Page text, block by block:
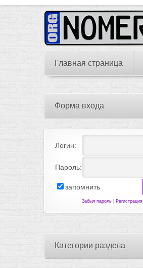
Главная страница
Форма входа
Логин:
Пароль:
запомнить
Забыл пароль Регистрация
Категории раздела